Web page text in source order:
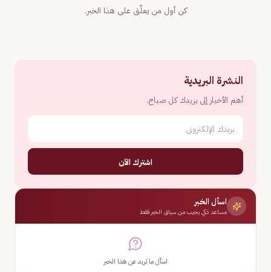
كن أول من يعلّق على هذا الخبر.
النشرة البريدية
أهم الأخبار إلى بريدك كل صباح.
اشترك الآن
اسأل الخبر
مساعد ذكي يجيب من سياق الخبر فقط
اسأل ما تريد عن هذا الخبر